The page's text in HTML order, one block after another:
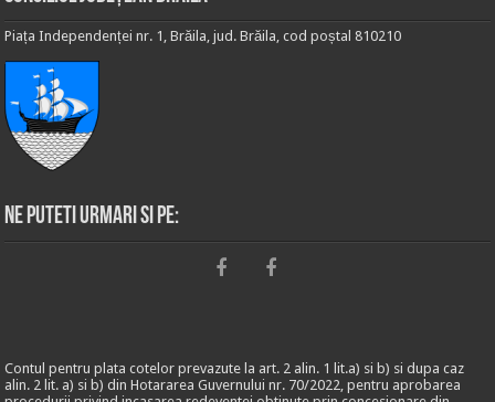
Piața Independenței nr. 1, Brăila, jud. Brăila, cod poștal 810210
Ne puteti urmari si pe:
Contul pentru plata cotelor prevazute la art. 2 alin. 1 lit.a) si b) si dupa caz
alin. 2 lit. a) si b) din Hotararea Guvernului nr. 70/2022, pentru aprobarea